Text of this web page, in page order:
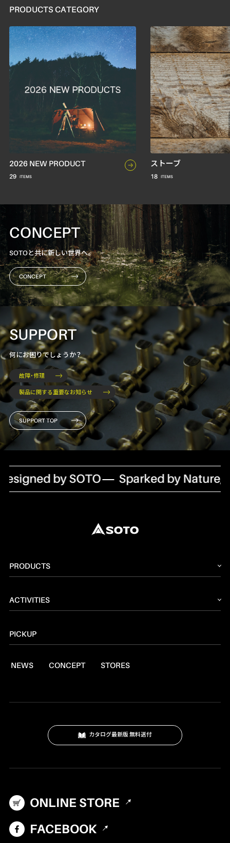
PRODUCTS CATEGORY
2026 NEW PRODUCT
29
ストーブ
18
CONCEPT
SOTOと共に新しい世界へ。
CONCEPT
SUPPORT
何にお困りでしょうか？
故障・修理
製品に関する重要なお知らせ
SUPPORT TOP
by SOTO Sparked by
PRODUCTS
ストーブ
燃料
クッキングツール
テーブル・カップ・カトラリー
パーツ・部品
ACTIVITIES
レシピ
PICKUP
NEWS CONCEPT STORES
カタログ最新版 無料送付
ONLINE STORE
FACEBOOK